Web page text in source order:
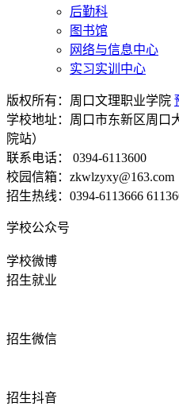
后勤科
图书馆
网络与信息中心
实习实训中心
版权所有：周口文理职业学院
学校地址：周口市东新区周口
院站）
联系电话： 0394-6113600
校园信箱：zkwlzyxy@163.com
招生热线：0394-6113666
学校公众号
学校微博
招生就业
招生微信
招生抖音